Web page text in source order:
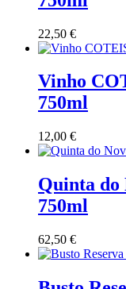
22,50 €
Vinho
750ml
12,00 €
Quinta do
750ml
62,50 €